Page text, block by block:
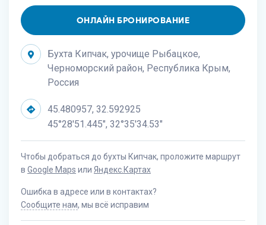
ОНЛАЙН БРОНИРОВАНИЕ
Бухта Кипчак, урочище Рыбацкое,
Черноморский район, Республика Крым,
Россия
45.480957, 32.592925
45°28'51.445", 32°35'34.53"
Чтобы добраться до бухты Кипчак, проложите маршрут
в Google Maps или Яндекс.Картах
Ошибка в адресе или в контактах?
Сообщите нам, мы всё исправим